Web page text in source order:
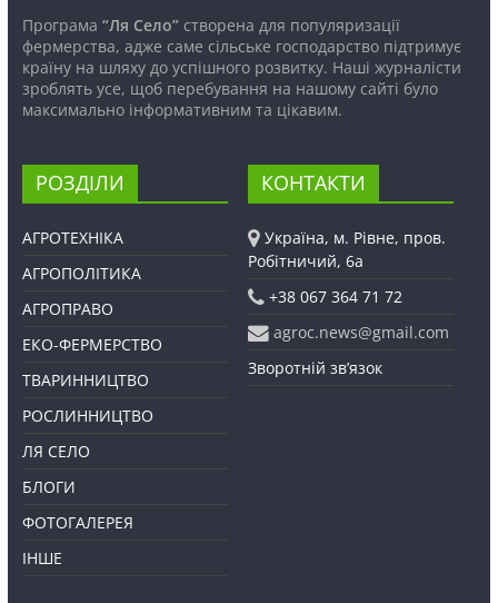
Програма “Ля Село”створена для популяризації
фермерства, адже саме сільське господарство підтримує
країну на шляху до успішного розвитку. Наші журналісти
зроблять усе, щоб перебування на нашому сайті було
максимально інформативним та цікавим.
РОЗДІЛИ
АГРОТЕХНІКА
АГРОПОЛІТИКА
АГРОПРАВО
ЕКО-ФЕРМЕРСТВО
ТВАРИННИЦТВО
РОСЛИННИЦТВО
ЛЯ СЕЛО
БЛОГИ
ФОТОГАЛЕРЕЯ
ІНШЕ
КОНТАКТИ
Україна, м. Рівне, пров.
Робітничий, 6а
+38 067 364 71 72
agroc.news@gmail.com
Зворотній зв’язок